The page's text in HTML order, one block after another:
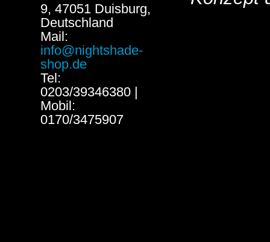
9, 47051 Duisburg,
Deutschland
Mail:
info@nightshade-
shop.de
Tel:
0203/39346380 |
Mobil:
0170/3475907